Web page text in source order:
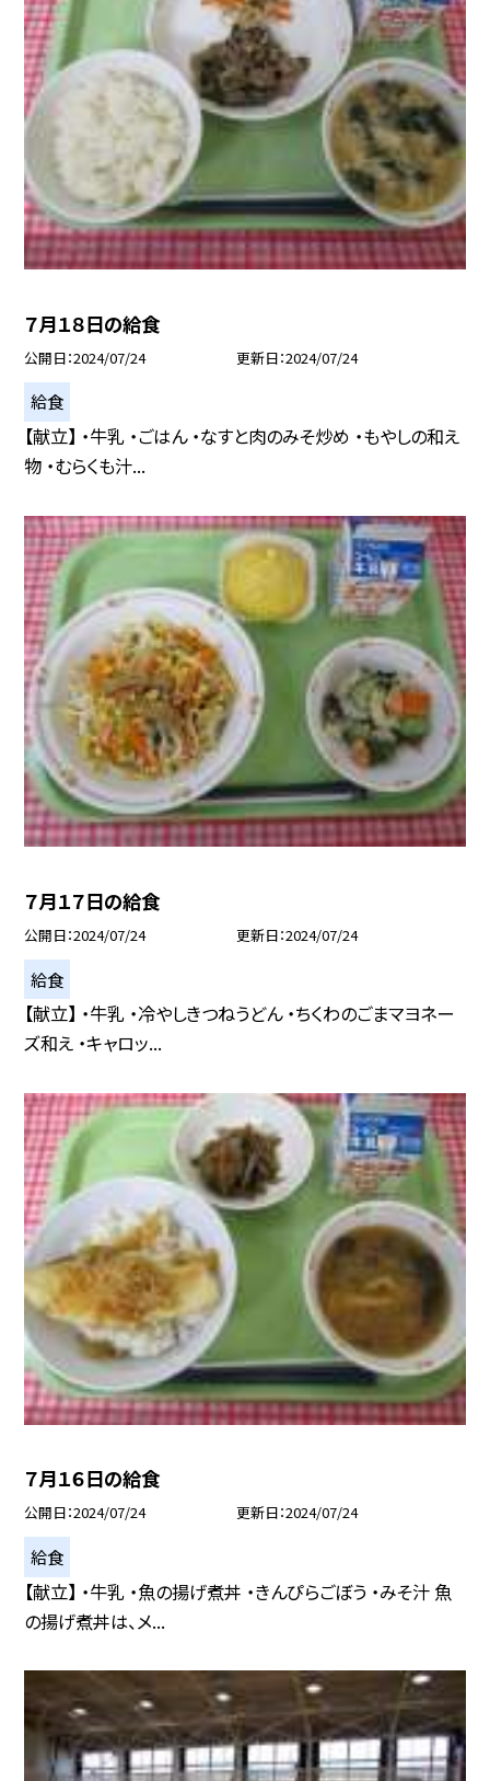
７月１８日の給食
公開日 2024/07/24 更新日 2024/07/24
給食
【献立】 ・牛乳 ・ごはん ・なすと肉のみそ炒め ・もやしの和え
物 ・むらくも汁...
７月１７日の給食
公開日 2024/07/24 更新日 2024/07/24
給食
【献立】 ・牛乳 ・冷やしきつねうどん ・ちくわのごまマヨネー
ズ和え ・キャロッ...
７月１６日の給食
公開日 2024/07/24 更新日 2024/07/24
給食
【献立】 ・牛乳 ・魚の揚げ煮丼 ・きんぴらごぼう ・みそ汁 魚
の揚げ煮丼は、メ...